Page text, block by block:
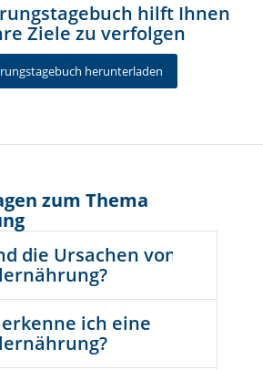
hilft Ihnen
Ziele zu verfolgen
herunterladen
zum Thema
die Ursachen von
ich eine